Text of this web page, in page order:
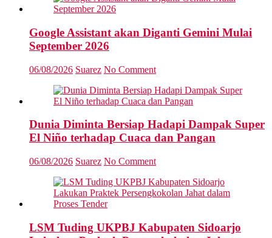
Google Assistant akan Diganti Gemini Mulai
September 2026
06/08/2026 Suarez No Comment
Dunia Diminta Bersiap Hadapi Dampak Super
El Niño terhadap Cuaca dan Pangan
06/08/2026 Suarez No Comment
LSM Tuding UKPBJ Kabupaten Sidoarjo